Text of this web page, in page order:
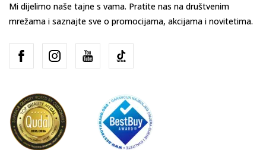
Mi dijelimo naše tajne s vama. Pratite nas na društvenim
mrežama i saznajte sve o promocijama, akcijama i novitetima.